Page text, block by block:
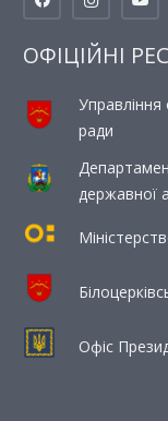
ОФІЦІЙНІ
Управління
ради
державної
Офіс